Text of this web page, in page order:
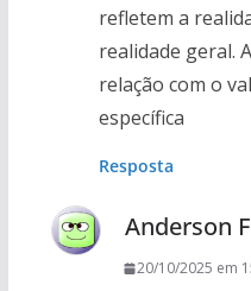
refletem a
realidade geral.
relação com o
específica
Resposta
Anderson
20/10/2025 em